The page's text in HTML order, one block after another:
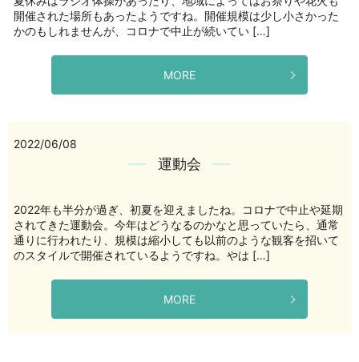
開催された場所もあったようですね。開催規模は少し小さかった
かのもしれませんが、コロナで中止が続いてい […]
MORE
2022/06/08
運動会
2022年も半分が過ぎ、初夏を迎えましたね。コロナで中止や延期
されてきた運動会。今年はどうなるのかなと思っていたら、通常
通りに行われたり、規模は縮小しても以前のような観客を招いて
のスタイルで開催されているようですね。やは […]
MORE